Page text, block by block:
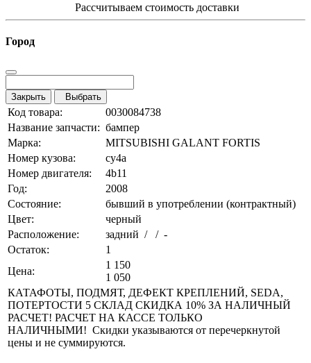
Рассчитываем стоимость доставки
Город
Закрыть Выбрать
Код товара:
0030084738
Название запчасти: бампер
Марка:
MITSUBISHI GALANT FORTIS
Номер кузова:
cy4a
Номер двигателя:
4b11
Год:
2008
Состояние:
бывший в употреблении (контрактный)
Цвет:
черный
Расположение:
задний / / -
Остаток:
1
Цена:
1 150
1 050
КАТАФОТЫ, ПОДМЯТ, ДЕФЕКТ КРЕПЛЕНИЙ, SEDA,
ПОТЕРТОСТИ 5 СКЛАД СКИДКА 10% ЗА НАЛИЧНЫЙ
РАСЧЕТ! РАСЧЕТ НА КАССЕ ТОЛЬКО
НАЛИЧНЫМИ! Скидки указываются от перечеркнутой
цены и не суммируются.